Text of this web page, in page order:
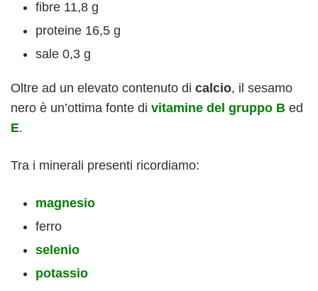
fibre 11,8 g
proteine 16,5 g
sale 0,3 g
Oltre ad un elevato contenuto di calcio, il sesamo
nero è un’ottima fonte di vitamine del gruppo B ed
E.
Tra i minerali presenti ricordiamo:
magnesio
ferro
selenio
potassio